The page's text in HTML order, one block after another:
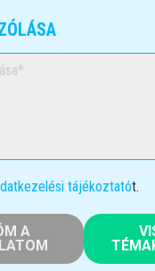
tájékoztatót.
A